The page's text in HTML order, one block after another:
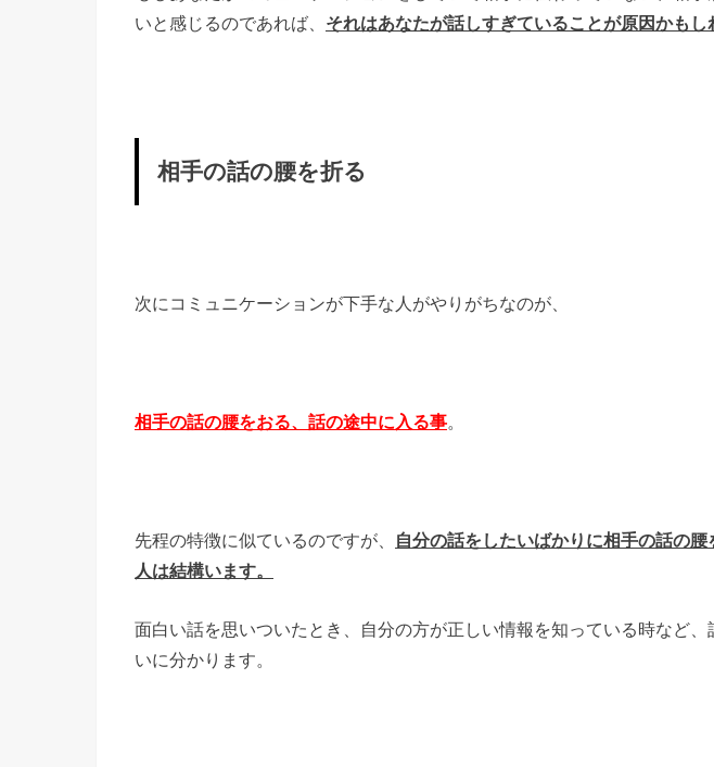
いと感じるのであれば、 それはあなたが話しすぎていることが原因かもし
相手の話の腰を折る
次にコミュニケーションが下手な人がやりがちなのが、
相手の話の腰をおる、話の途中に入る事。
先程の特徴に似ているのですが、
自分の話をしたいばかりに相手の話の
人は結構います。
面白い話を思いついたとき、自分の方が正しい情報を知っている時など
いに分かります。